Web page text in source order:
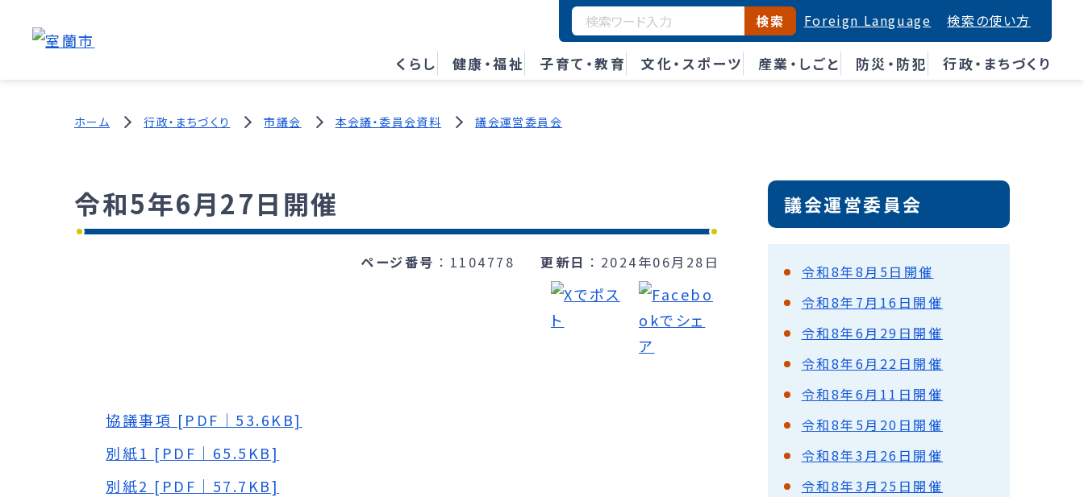
くらし 健康・福祉 子育て・教育 文化・スポーツ 産業・しごと 防災・防犯 行政・まちづくり
検索 Foreign Language 検索の使い方
ホーム 行政・まちづくり 市議会 本会議・委員会資料 議会運営委員会
令和5年6月27日開催
ページ番号 1104778 更新日 2024年06月28日
協議事項 [PDF｜53.6KB]
別紙1 [PDF｜65.5KB]
別紙2 [PDF｜57.7KB]
議会運営委員会
令和8年8月5日開催
令和8年7月16日開催
令和8年6月29日開催
令和8年6月22日開催
令和8年6月11日開催
令和8年5月20日開催
令和8年3月26日開催
令和8年3月25日開催